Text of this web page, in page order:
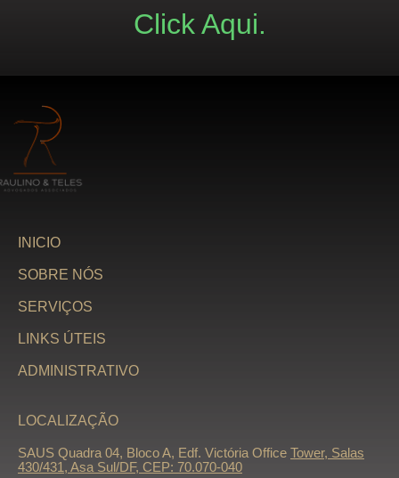
Click Aqui.
INICIO
SOBRE NÓS
SERVIÇOS
LINKS ÚTEIS
ADMINISTRATIVO
LOCALIZAÇÃO
SAUS Quadra 04, Bloco A, Edf. Victória Office Tower, Salas
430/431, Asa Sul/DF, CEP: 70.070-040